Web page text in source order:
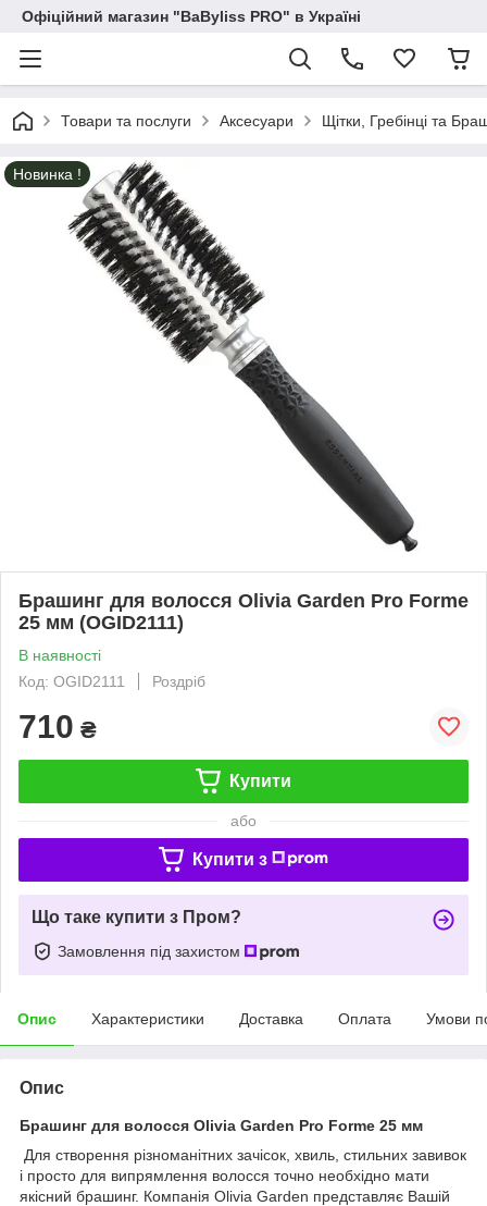
Офіційний магазин "BaByliss PRO" в Україні
Товари та послуги Аксесуари Щітки, Гребінці та
Новинка !
Брашинг для волосся Olivia Garden Pro Forme
25 мм (OGID2111)
В наявності
Код: OGID2111
Роздріб
710 ₴
Купити
або
Купити з
Що таке купити з Пром?
Замовлення під захистом
Опис Характеристики Доставка Оплата Умови
Опис
Брашинг для волосся Olivia Garden Pro Forme 25 мм
Для створення різноманітних зачісок, хвиль, стильних завивок
і просто для випрямлення волосся точно необхідно мати
якісний брашинг. Компанія Olivia Garden представляє Вашій